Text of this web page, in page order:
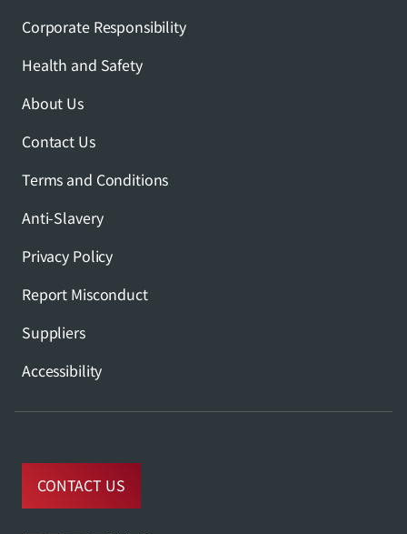
Corporate Responsibility
Health and Safety
About Us
Contact Us
Terms and Conditions
Anti-Slavery
Privacy Policy
Report Misconduct
Suppliers
Accessibility
CONTACT US